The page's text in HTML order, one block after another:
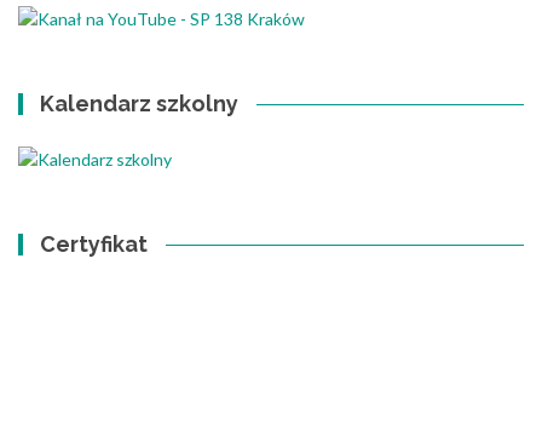
Kalendarz szkolny
Certyfikat